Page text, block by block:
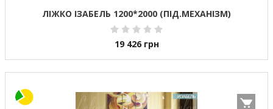
ЛІЖКО ІЗАБЕЛЬ 1200*2000 (ПІД.МЕХАНІЗМ)
19 426 грн